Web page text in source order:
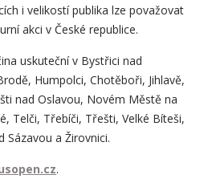
i velikostí publika lze považovat
akci v České republice.
uskuteční v Bystřici nad
Humpolci, Chotěboři, Jihlavě,
nad Oslavou, Novém Městě na
Telči, Třebíči, Třešti, Velké Bíteši,
Sázavou a Žirovnici.
.